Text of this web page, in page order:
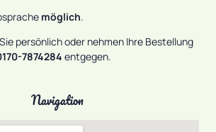
möglich.
persönlich oder nehmen Ihre Bestellung
7874284 entgegen.
Navigation